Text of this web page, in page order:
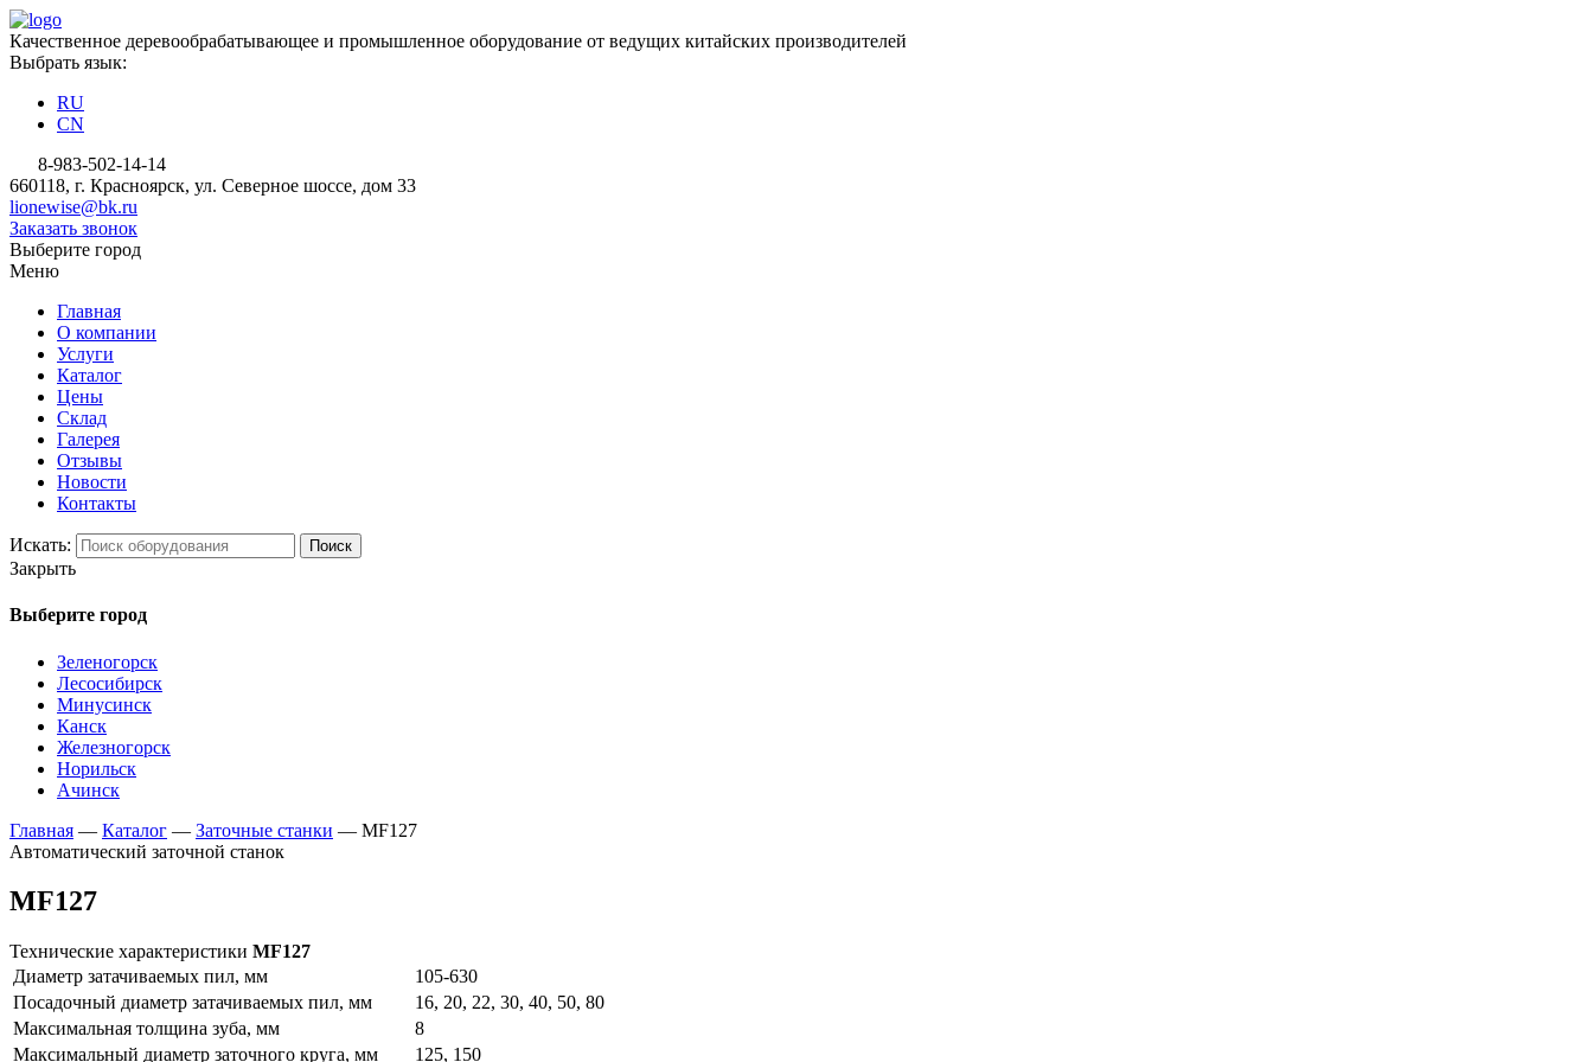
Качественное деревообрабатывающее и промышленное оборудование от ведущих китайских производителей
Выбрать язык:
RU
CN
8-983-502-14-14
660118, г. Красноярск, ул. Северное шоссе, дом 33
lionewise@bk.ru
Заказать звонок
Выберите город
Меню
Главная
О компании
Услуги
Каталог
Цены
Склад
Галерея
Отзывы
Новости
Контакты
Искать: Поиск
Закрыть
Выберите город
Зеленогорск
Лесосибирск
Минусинск
Канск
Железногорск
Норильск
Ачинск
Главная — Каталог — Заточные станки — MF127
Автоматический заточной станок
MF127
Технические характеристики MF127
Диаметр затачиваемых пил, мм
105-630
Посадочный диаметр затачиваемых пил, мм
16, 20, 22, 30, 40, 50, 80
Максимальная толщина зуба, мм
8
Максимальный диаметр заточного круга, мм
125, 150